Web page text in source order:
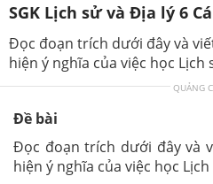
SGK Lịch sử và Địa lý 6
Đọc đoạn trích dưới đây và
hiện ý nghĩa của việc học Lịch
QUẢNG
Đề bài
Đọc đoạn trích dưới đây và
hiện ý nghĩa của việc học Lịch